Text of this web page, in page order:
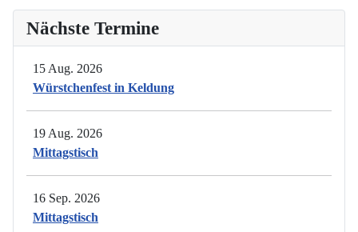
Nächste Termine
15 Aug. 2026
Würstchenfest in Keldung
19 Aug. 2026
Mittagstisch
16 Sep. 2026
Mittagstisch